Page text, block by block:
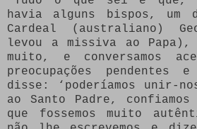
havia alguns bispos, um
Cardeal (australiano)
levou a missiva ao Papa),
muito, e conversamos
preocupações pendentes
disse: ‘poderíamos unir-
ao Santo Padre,
que fossemos muito